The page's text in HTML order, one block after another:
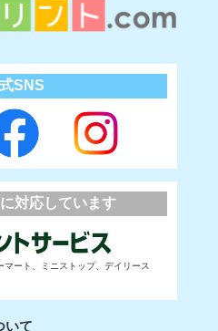
SNS
対応しています
ート、ミニストップ、デイリース
いて